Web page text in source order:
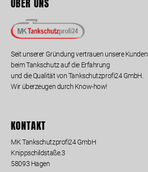
ÜBER UNS
Seit unserer Gründung vertrauen unsere Kunden
beim Tankschutz auf die Erfahrung
und die Qualität von Tankschutzprofi24 GmbH.
Wir überzeugen durch Know-how!
KONTAKT
MK Tankschutzprofi24 GmbH
Knippschildstaße.3
58093 Hagen